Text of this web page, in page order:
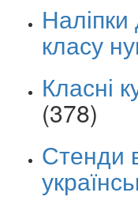
класу
Класні
(378)
Стенди